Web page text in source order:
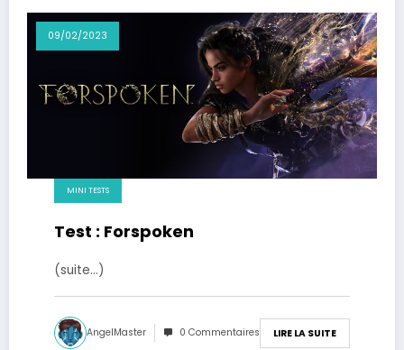
09/02/2023
MINI TESTS
Test : Forspoken
(suite…)
AngelMaster 0 Commentaires LIRE LA SUITE